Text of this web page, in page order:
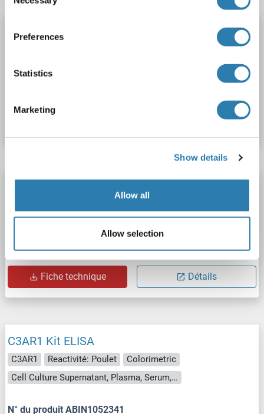
Selection
Preferences
Statistics
Marketing
Show details
Allow all
Allow selection
C3AR1 Kit ELISA
Cell Culture Supernatant, Plasma, Serum, Tissue Homogenate
N° du produit ABIN1052342
Fiche technique Détails
C3AR1 Kit ELISA
C3AR1 Reactivité: Poulet
Colorimetric
Cell Culture Supernatant, Plasma, Serum, Tissue Homogenate
N° du produit ABIN1052341